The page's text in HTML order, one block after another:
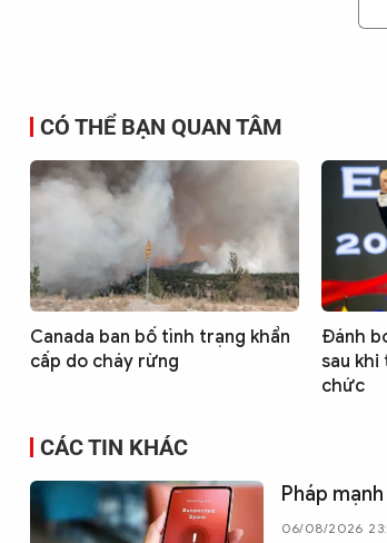
CÓ THỂ BẠN QUAN TÂM
Canada ban bố tình trạng khẩn
cấp do cháy rừng
Đánh
sau khi
chức
CÁC TIN KHÁC
Pháp
06/08/2026